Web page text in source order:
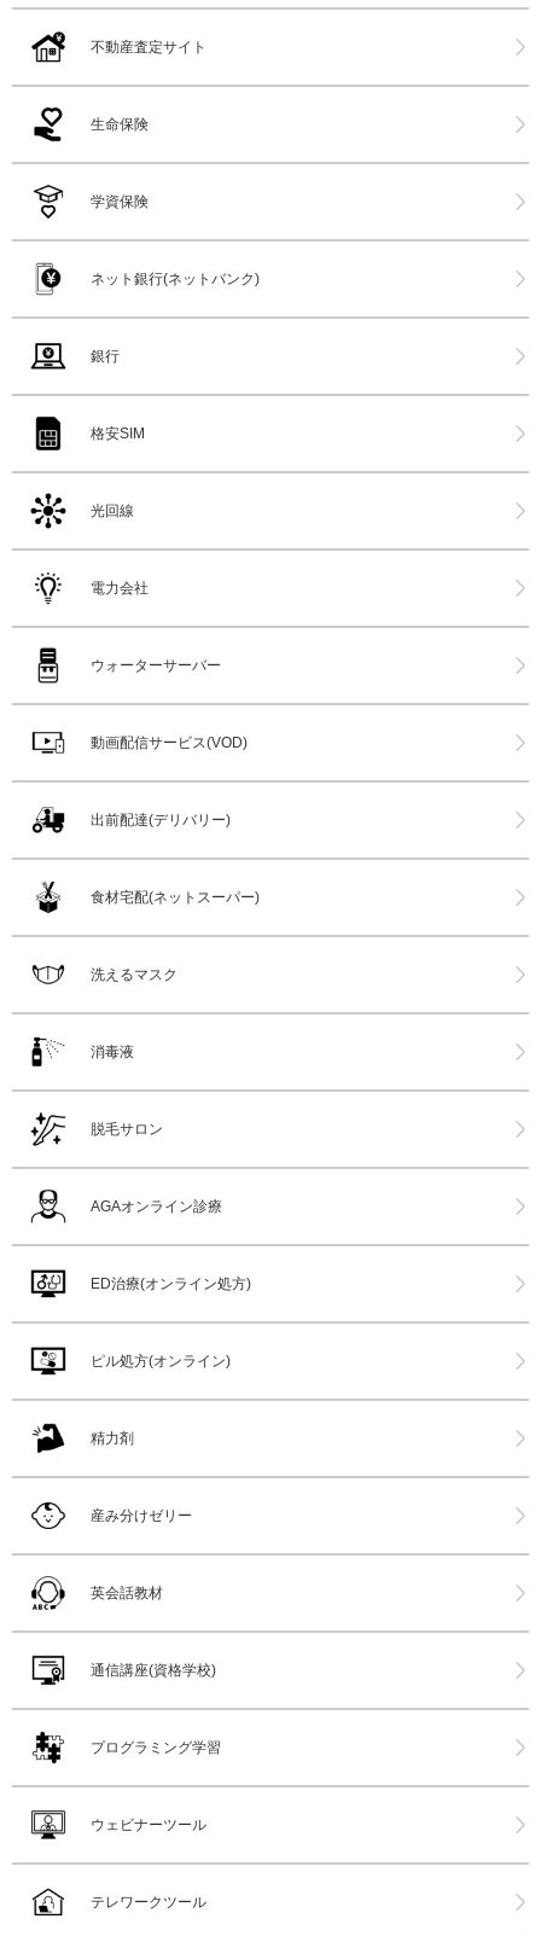
不動産査定サイト
生命保険
学資保険
ネット銀行(ネットバンク)
銀行
格安SIM
光回線
電力会社
ウォーターサーバー
動画配信サービス(VOD)
出前配達(デリバリー)
食材宅配(ネットスーパー)
洗えるマスク
消毒液
脱毛サロン
AGAオンライン診療
ED治療(オンライン処方)
ピル処方(オンライン)
精力剤
産み分けゼリー
英会話教材
通信講座(資格学校)
プログラミング学習
ウェビナーツール
テレワークツール